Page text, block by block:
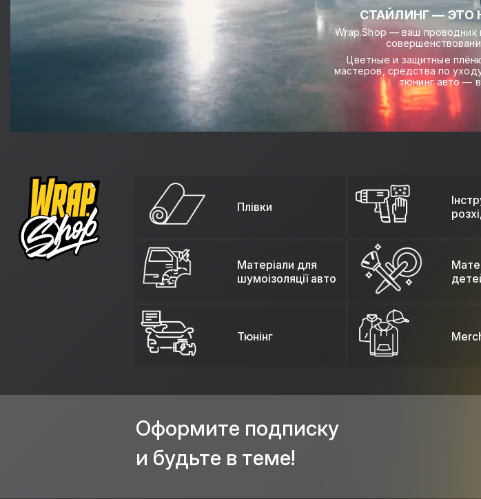
СТАЙЛИНГ — ЭТО
Wrap.Shop — ваш проводник
Цветные и защитные
мастеров, средства по
тюнинг авто —
Плівки
Матеріали для
шумоізоляції авто
Тюнінг
Оформите подписку
и будьте в теме!